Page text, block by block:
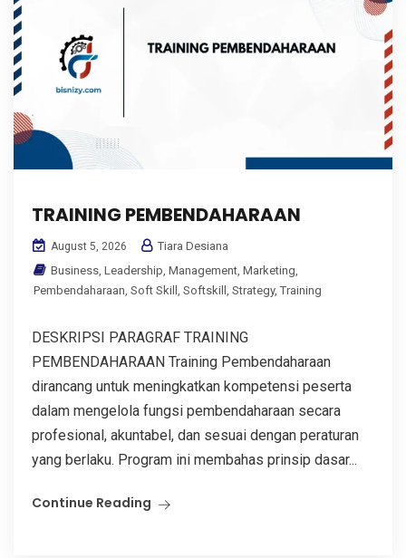
TRAINING PEMBENDAHARAAN
August 5, 2026
Tiara Desiana
Business Leadership Management Marketing
Pembendaharaan Soft Skill Softskill Strategy, Training
DESKRIPSI PARAGRAF TRAINING
PEMBENDAHARAAN Training Pembendaharaan
dirancang untuk meningkatkan kompetensi peserta
dalam mengelola fungsi pembendaharaan secara
profesional, akuntabel, dan sesuai dengan peraturan
yang berlaku. Program ini membahas prinsip dasar...
Continue Reading